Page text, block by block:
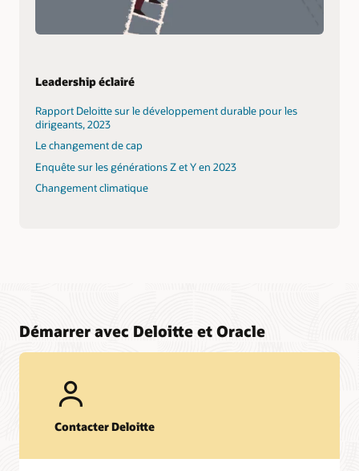
Leadership éclairé
Rapport Deloitte sur le développement durable pour les
dirigeants, 2023
Le changement de cap
Enquête sur les générations Z et Y en 2023
Changement climatique
Démarrer avec Deloitte et Oracle
Contacter Deloitte